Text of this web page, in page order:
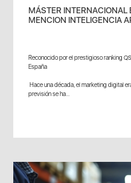
MÁSTER INTERNACIONAL
MENCION INTELIGENCIA
Reconocido por el prestigioso ranking
España
Hace una década, el marketing digital
previsión se ha...